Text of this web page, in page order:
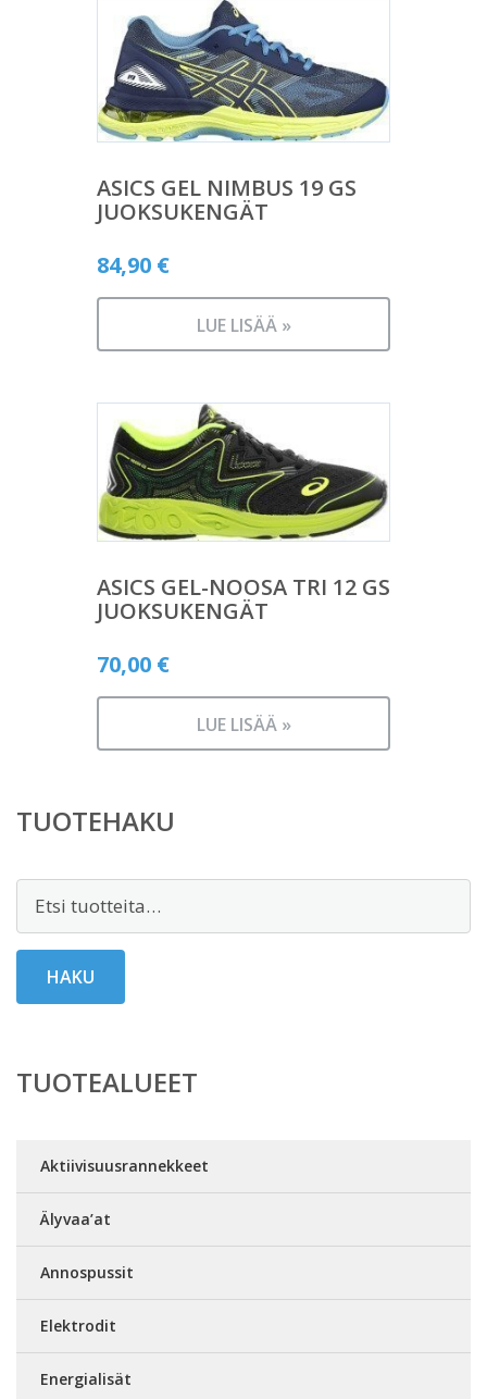
ASICS GEL NIMBUS 19 GS
JUOKSUKENGÄT
84,90 €
LUE LISÄÄ »
ASICS GEL-NOOSA TRI 12 GS
JUOKSUKENGÄT
70,00 €
LUE LISÄÄ »
TUOTEHAKU
Etsi:
HAKU
TUOTEALUEET
Aktiivisuusrannekkeet
Älyvaa’at
Annospussit
Elektrodit
Energialisät